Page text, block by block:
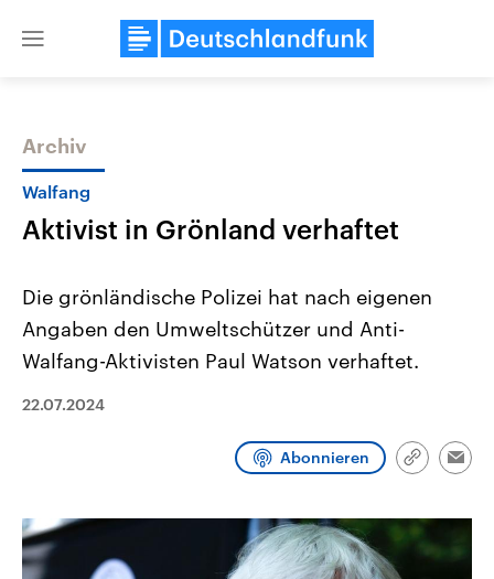
Close
Themen
Aktuelle Beiträge, Analysen und
gehören die Vereinigten Staaten zu
den mächtigsten Ländern der Erde,
Terrororganisation Hamas
Oktober 2023 auf Israel
Region wieder die Gewalt
Libanon vom Iran
Sendungen Programm Podcasts
Archiv
Walfang
Aktivist in Grönland verhaftet
Die grönländische Polizei hat nach eigenen
Angaben den Umweltschützer und Anti-
Walfang-Aktivisten Paul Watson verhaftet.
22.07.2024
Abonnieren
Link